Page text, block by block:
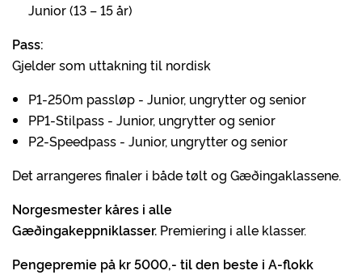
Junior (13 – 15 år)
Pass:
Gjelder som uttakning til nordisk
P1-250m passløp - Junior, ungrytter og senior
PP1-Stilpass - Junior, ungrytter og senior
P2-Speedpass - Junior, ungrytter og senior
Det arrangeres finaler i både tølt og Gæðingaklassene.
Norgesmester kåres i alle
Gæðingakeppniklasser. Premiering i alle klasser.
Pengepremie på kr 5000,- til den beste i A-flokk